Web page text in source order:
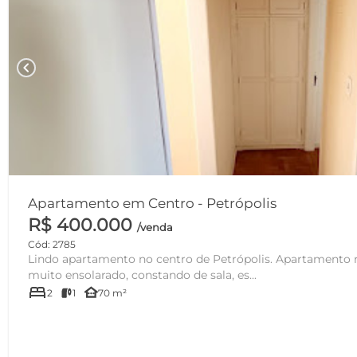
chevron_left
Apartamento em Centro - Petrópolis
R$ 400.000 /venda
Cód: 2785
Lindo apartamento no centro de Petrópolis.
muito ensolarado, constando de sala, es...
bed2 1 other_houses70 m²